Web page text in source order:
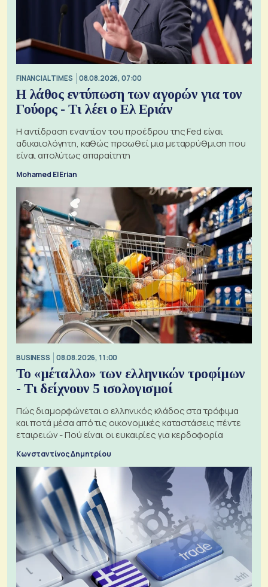
FINANCIAL TIMES 08.08.2026, 07:00
Η λάθος εντύπωση των αγορών για τον
Γούορς - Τι λέει ο Ελ Εριάν
Η αντίδραση εναντίον του προέδρου της Fed είναι
αδικαιολόγητη, καθώς προωθεί μια μεταρρύθμιση που
είναι απολύτως απαραίτητη
Mohamed El Erian
BUSINESS 08.08.2026, 11:00
Το «μέταλλο» των ελληνικών τροφίμων
- Τι δείχνουν 5 ισολογισμοί
Πώς διαμορφώνεται ο ελληνικός κλάδος στα τρόφιμα
και ποτά μέσα από τις οικονομικές καταστάσεις πέντε
εταιρειών - Πού είναι οι ευκαιρίες για κερδοφορία
Κωνσταντίνος Δημητρίου